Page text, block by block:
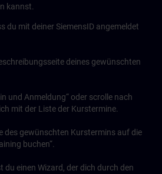
kannst.
du mit deiner SiemensID angemeldet
deines gewünschten
und Anmeldung“ oder scrolle nach
mit der Liste der Kurstermine.
des gewünschten Kurstermins auf die
buchen“.
du einen Wizard, der dich durch den